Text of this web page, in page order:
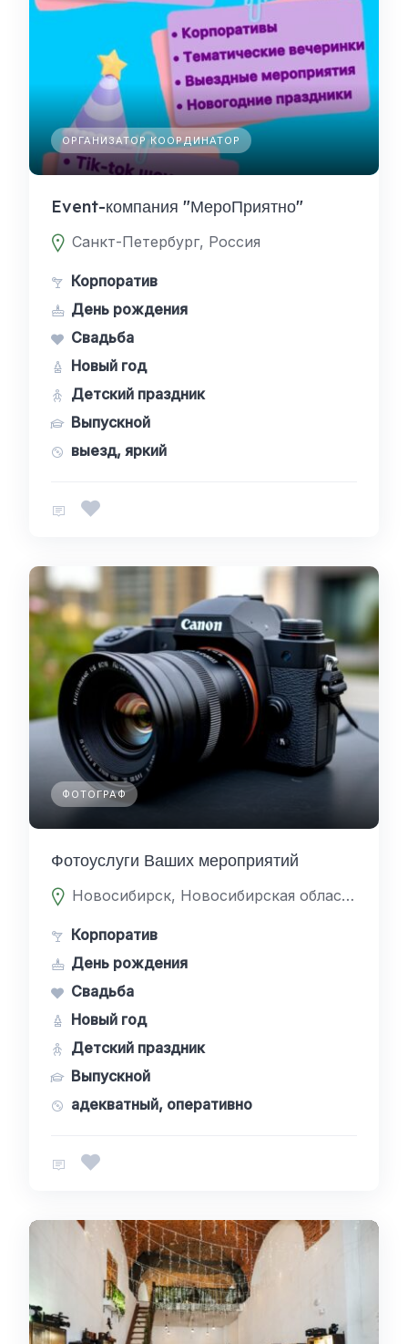
ОРГАНИЗАТОР КООРДИНАТОР
Event-компания "МероПриятно"
Санкт-Петербург, Россия
Корпоратив
День рождения
Свадьба
Новый год
Детский праздник
Выпускной
выезд, яркий
ФОТОГРАФ
Фотоуслуги Ваших мероприятий
Новосибирск, Новосибирская область, Россия
Корпоратив
День рождения
Свадьба
Новый год
Детский праздник
Выпускной
адекватный, оперативно